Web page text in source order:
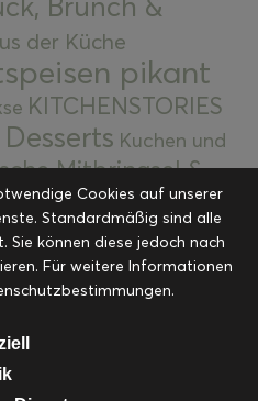
der Küche
pikant
KITCHENSTORIES
Kuchen und
Mitbringsel &
Ostern Resteküche
Startseite
Vorspeisen &
& Suppen
& Events
Cookies auf unserer
Standardmäßig sind alle
Sie können diese jedoch nach
Für weitere Informationen